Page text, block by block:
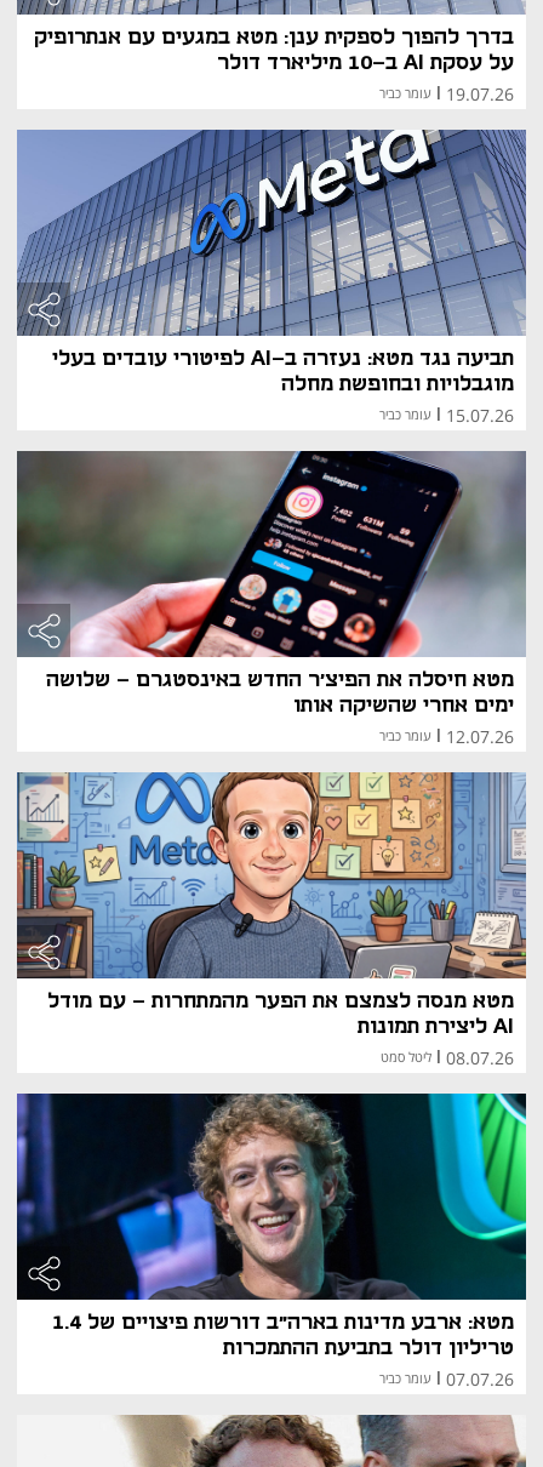
בדרך להפוך לספקית ענן: מטא במגעים עם אנתרופיק
על עסקת AI ב-10 מיליארד דולר
19.07.26
| עומר כביר
תביעה נגד מטא: נעזרה ב-AI לפיטורי עובדים בעלי
מוגבלויות ובחופשת מחלה
15.07.26
| עומר כביר
מטא חיסלה את הפיצ'ר החדש באינסטגרם - שלושה
ימים אחרי שהשיקה אותו
12.07.26
| עומר כביר
מטא מנסה לצמצם את הפער מהמתחרות - עם מודל
AI ליצירת תמונות
08.07.26
| ליטל סמט
מטא: ארבע מדינות בארה"ב דורשות פיצויים של 1.4
טריליון דולר בתביעת ההתמכרות
07.07.26
| עומר כביר